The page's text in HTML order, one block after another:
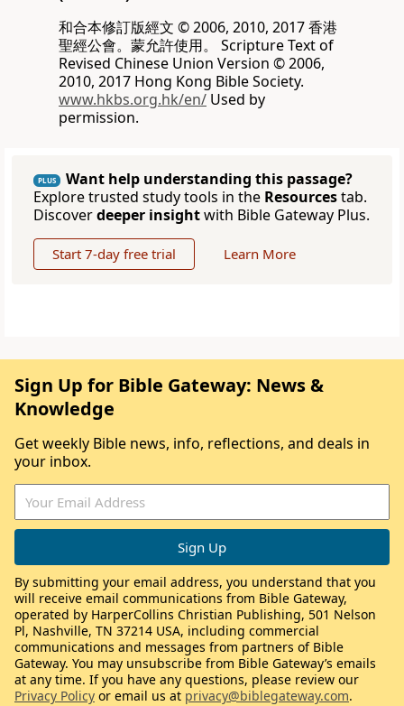
和合本修訂版經文 © 2006, 2010, 2017 香港
聖經公會。蒙允許使用。 Scripture Text of
Revised Chinese Union Version © 2006,
2010, 2017 Hong Kong Bible Society.
www.hkbs.org.hk/en/ Used by
permission.
PLUS
Want help understanding this passage?
Explore trusted study tools in the Resourcestab.
Discoverdeeper insightwith Bible Gateway Plus.
Start 7-day free trial Learn More
Sign Up for Bible Gateway: News &
Knowledge
Get weekly Bible news, info, reflections, and deals in
your inbox.
By submitting your email address, you understand that you
will receive email communications from Bible Gateway,
operated by HarperCollins Christian Publishing, 501 Nelson
Pl, Nashville, TN 37214 USA, including commercial
communications and messages from partners of Bible
Gateway. You may unsubscribe from Bible Gateway’s emails
at any time. If you have any questions, please review our
Privacy Policy or email us at privacy@biblegateway.com.